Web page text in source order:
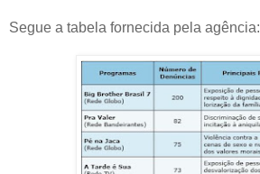
Segue a tabela fornecida pela agência: